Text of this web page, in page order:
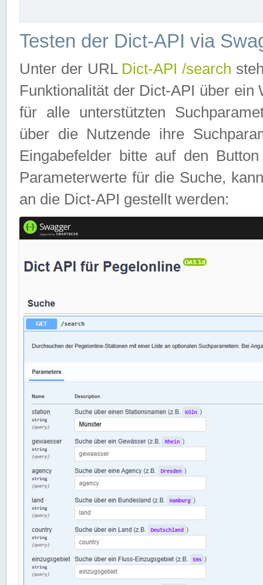
Testen der Dict-API via
Unter der URL Dict-API /search
Funktionalität der Dict-API über
für alle unterstützten
über die Nutzende ihre
Eingabefelder bitte auf den
Parameterwerte für die Suche,
an die Dict-API gestellt werden: